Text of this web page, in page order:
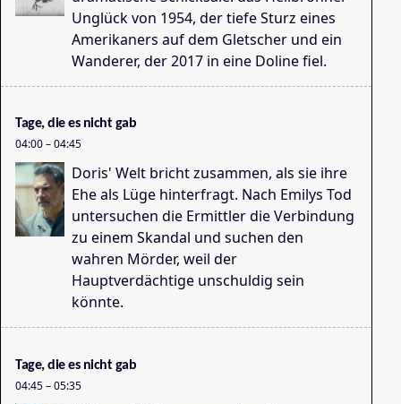
Unglück von 1954, der tiefe Sturz eines
Amerikaners auf dem Gletscher und ein
Wanderer, der 2017 in eine Doline fiel.
Tage, die es nicht gab
04:00–04:45
Doris' Welt bricht zusammen, als sie ihre
Ehe als Lüge hinterfragt. Nach Emilys Tod
untersuchen die Ermittler die Verbindung
zu einem Skandal und suchen den
wahren Mörder, weil der
Hauptverdächtige unschuldig sein
könnte.
Tage, die es nicht gab
04:45–05:35